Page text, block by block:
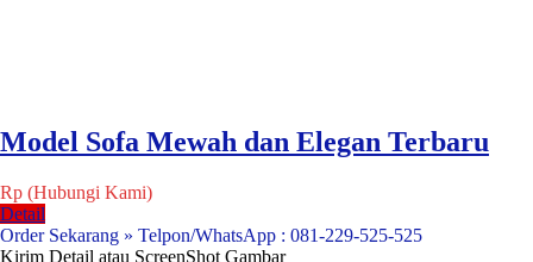
Model Sofa Mewah dan Elegan Terbaru
Rp (Hubungi Kami)
Detail
Order Sekarang » Telpon/WhatsApp : 081-229-525-525
Kirim Detail atau ScreenShot Gambar